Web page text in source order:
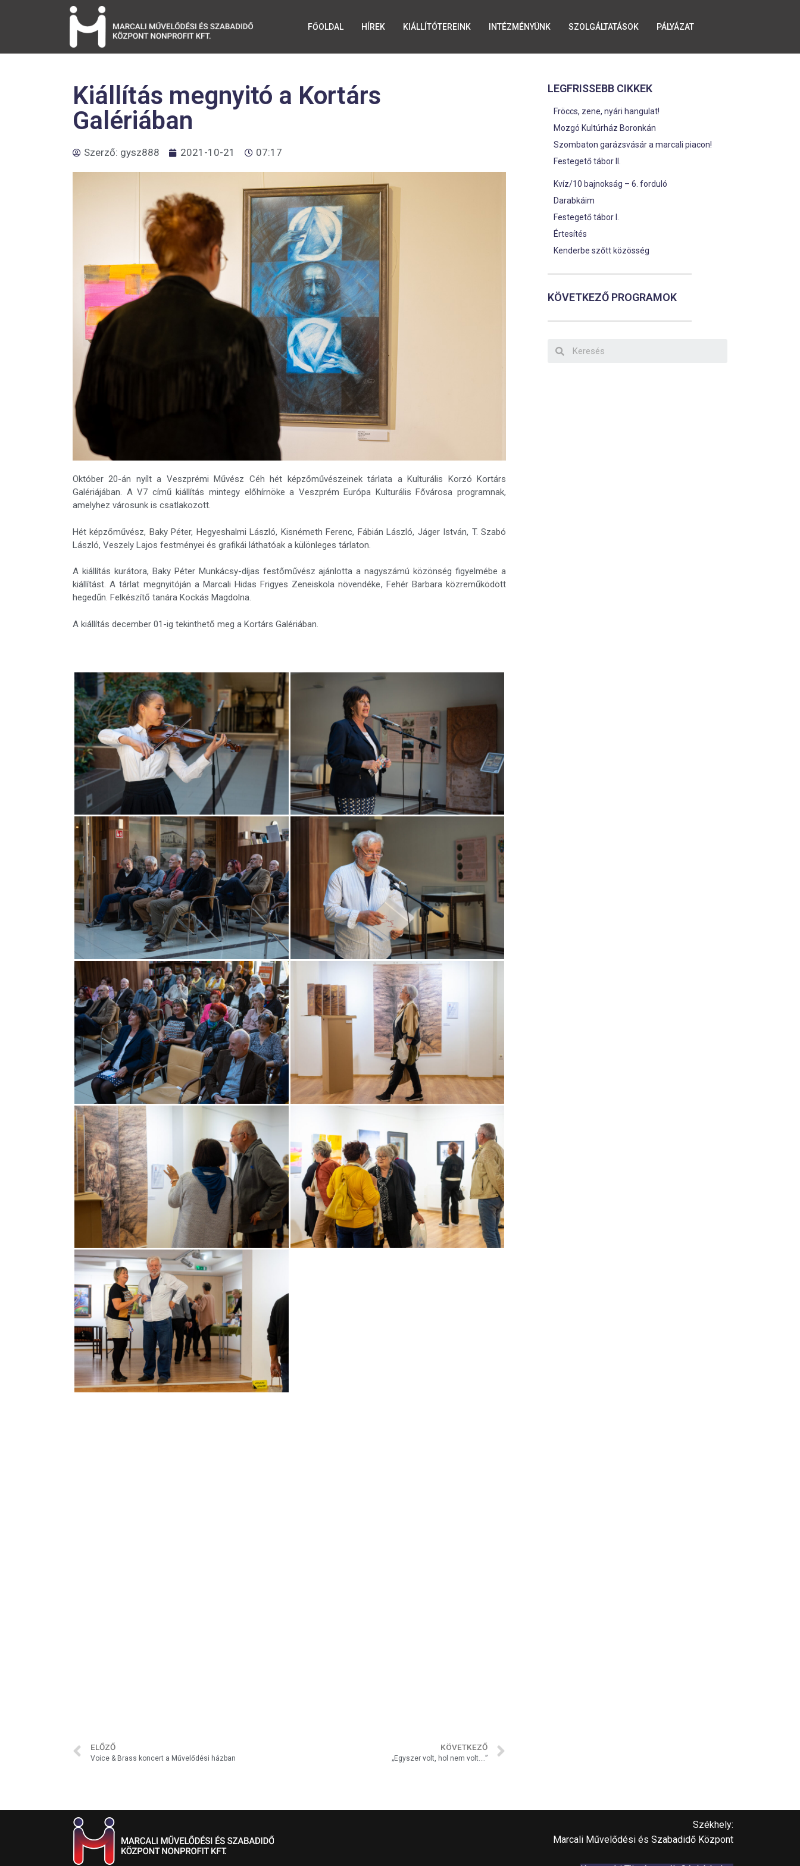
FŐOLDAL HÍREK KIÁLLÍTÓTEREINK INTÉZMÉNYÜNK SZOLGÁLTATÁSOK PÁLYÁZAT
Kiállítás megnyitó a Kortárs
Galériában
Szerző: gysz888 2021-10-21 07:17
Október 20-án nyílt a Veszprémi Művész Céh hét képzőművészeinek tárlata a Kulturális Korzó Kortárs
Galériájában. A V7 című kiállítás mintegy előhírnöke a Veszprém Európa Kulturális Fővárosa programnak,
amelyhez városunk is csatlakozott.
Hét képzőművész, Baky Péter, Hegyeshalmi László, Kisnémeth Ferenc, Fábián László, Jáger István, T. Szabó
László, Veszely Lajos festményei és grafikái láthatóak a különleges tárlaton.
A kiállítás kurátora, Baky Péter Munkácsy-díjas festőművész ajánlotta a nagyszámú közönség figyelmébe a
kiállítást. A tárlat megnyitóján a Marcali Hidas Frigyes Zeneiskola növendéke, Fehér Barbara közreműködött
hegedűn. Felkészítő tanára Kockás Magdolna.
A kiállítás december 01-ig tekinthető meg a Kortárs Galériában.
ELŐZŐ
Voice & Brass koncert a Művelődési házban
KÖVETKEZŐ
„Egyszer volt, hol nem volt….”
LEGFRISSEBB CIKKEK
Fröccs, zene, nyári hangulat!
Mozgó Kultúrház Boronkán
Szombaton garázsvásár a marcali piacon!
Festegető tábor II.
Kvíz/10 bajnokság – 6. forduló
Darabkáim
Festegető tábor I.
Értesítés
Kenderbe szőtt közösség
KÖVETKEZŐ PROGRAMOK
Székhely:
Marcali Művelődési és Szabadidő Központ